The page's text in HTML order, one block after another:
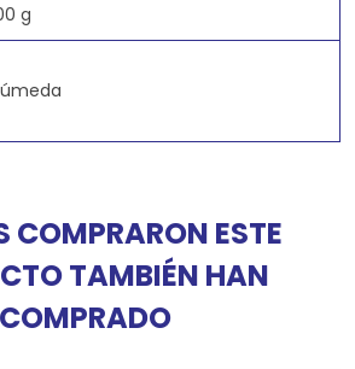
g
COMPRARON ESTE
TAMBIÉN HAN
COMPRADO